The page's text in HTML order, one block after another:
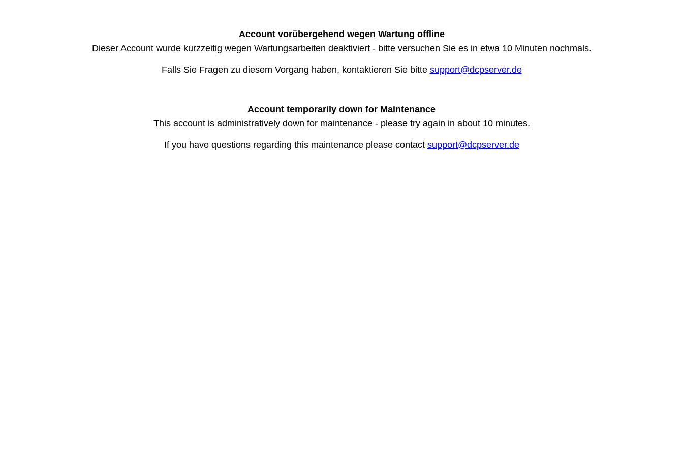
Account vorübergehend wegen Wartung offline
Dieser Account wurde kurzzeitig wegen Wartungsarbeiten deaktiviert - bitte versuchen Sie es in etwa 10 Minuten nochmals.
Falls Sie Fragen zu diesem Vorgang haben, kontaktieren Sie bitte support@dcpserver.de
Account temporarily down for Maintenance
This account is administratively down for maintenance - please try again in about 10 minutes.
If you have questions regarding this maintenance please contact support@dcpserver.de